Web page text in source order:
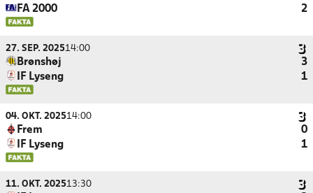
FA 2000
2
27. SEP. 202514:00
Brønshøj
3
IF Lyseng
1
04. OKT. 202514:00
Frem
0
IF Lyseng
1
11. OKT. 202513:30